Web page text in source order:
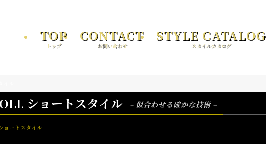
TOP
トップ
CONTACT
お問い合わせ
STYLE CATALOG
スタイルカタログ
ショートスタイル – 似合わせる確かな技術 –
ョートスタイル